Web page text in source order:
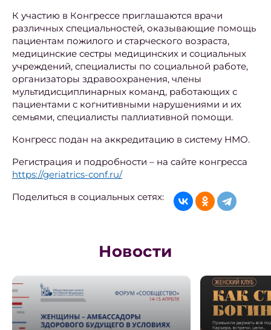
К участию в Конгрессе приглашаются врачи
различных специальностей, оказывающие помощь
пациентам пожилого и старческого возраста,
медицинские сестры медицинских и социальных
учреждений, специалисты по социальной работе,
организаторы здравоохранения, члены
мультидисциплинарных команд, работающих с
пациентами с когнитивными нарушениями и их
семьями, специалисты паллиативной помощи.
Конгресс подан на аккредитацию в систему НМО.
Регистрация и подробности – на сайте конгресса
https://geriatrics-conf.ru/
Поделиться в социальных сетях:
Новости